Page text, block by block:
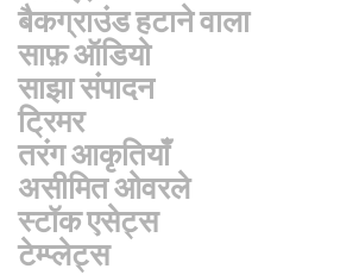
बैकग्राउंड हटाने वाला
साफ़ ऑडियो
साझा संपादन
ट्रिमर
तरंग आकृतियाँ
असीमित ओवरले
स्टॉक एसेट्स
टेम्प्लेट्स